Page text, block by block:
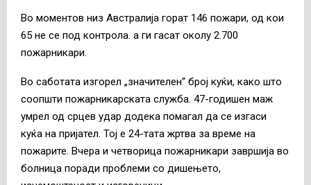
Во моментов низ Австралија горат 146 пожари, од кои
65 не се под контрола. а ги гасат околу 2.700
пожарникари.
Во саботата изгорел „значителен“ број куќи, како што
соопшти пожарникарската служба. 47-годишен маж
умрел од срцев удар додека помагал да се изгаси
куќа на пријател. Тој е 24-тата жртва за време на
пожарите. Вчера и четворица пожарникари завршија во
болница поради проблеми со дишењето,